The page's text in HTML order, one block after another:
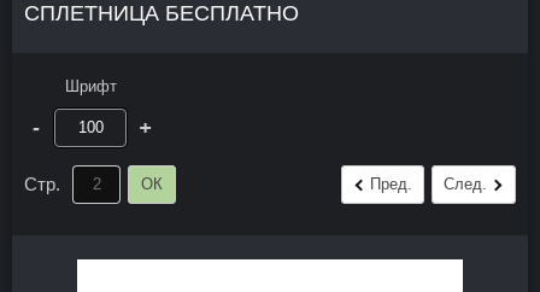
СПЛЕТНИЦА БЕСПЛАТНО
Шрифт
- +
Стр. ОК Пред. След.